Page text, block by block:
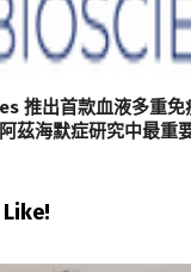
推出首款血液多重免
茲海默症研究中最重